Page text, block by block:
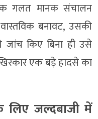
गलत मानक संचालन
बनावट, उसकी
जांच किए बिना ही उसे
एक बड़े हादसे का
लिए जल्दबाजी में